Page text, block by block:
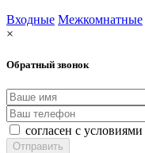
Входные Межкомнатные
×
Обратный звонок
согласен с условиями